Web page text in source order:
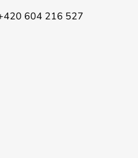
604 216 527